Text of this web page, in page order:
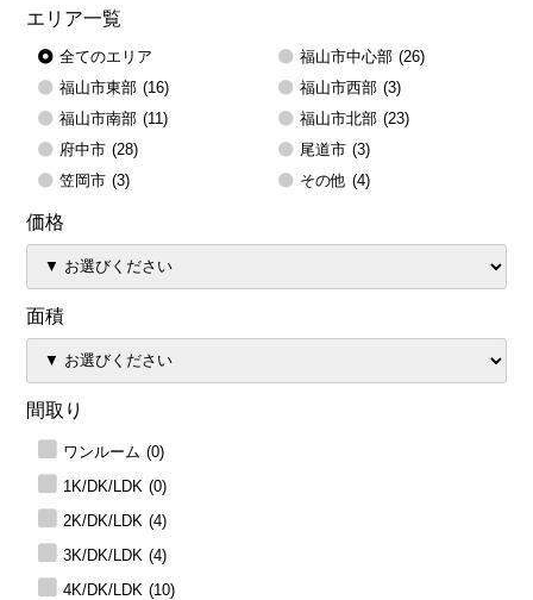
エリア一覧
全てのエリア
福山市東部 (16) 福山市西部 (3)
福山市南部 (11) 福山市北部 (23)
福山市中心部 (26)
府中市 (28) 尾道市 (3)
笠岡市 (3) その他 (4)
価格
面積
間取り
ワンルーム (0)
1K/DK/LDK (0)
2K/DK/LDK (4)
3K/DK/LDK (4)
4K/DK/LDK (10)